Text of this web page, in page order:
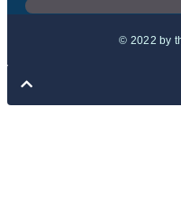
© 2022 by